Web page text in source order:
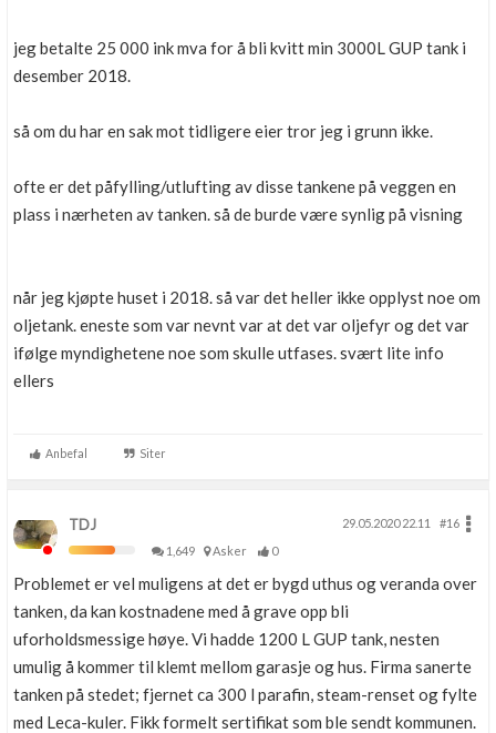
jeg betalte 25 000 ink mva for å bli kvitt min 3000L GUP tank i
desember 2018.
så om du har en sak mot tidligere eier tror jeg i grunn ikke.
ofte er det påfylling/utlufting av disse tankene på veggen en
plass i nærheten av tanken. så de burde være synlig på visning
når jeg kjøpte huset i 2018. så var det heller ikke opplyst noe om
oljetank. eneste som var nevnt var at det var oljefyr og det var
ifølge myndighetene noe som skulle utfases. svært lite info
ellers
Anbefal Siter
TDJ 29.05.2020 22.11
#16
1,649
Asker 0
Problemet er vel muligens at det er bygd uthus og veranda over
tanken, da kan kostnadene med å grave opp bli
uforholdsmessige høye. Vi hadde 1200 L GUP tank, nesten
umulig å kommer til klemt mellom garasje og hus. Firma sanerte
tanken på stedet; fjernet ca 300 l parafin, steam-renset og fylte
med Leca-kuler. Fikk formelt sertifikat som ble sendt kommunen.